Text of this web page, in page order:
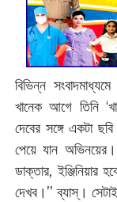
বিভিন্ন
খানেক আগে তিনি
দেবের সঙ্গে একটা
পেয়ে যান
ডাক্তার, ইঞ্জিনিয়ার
দেখব।’’ ব্যাস্।